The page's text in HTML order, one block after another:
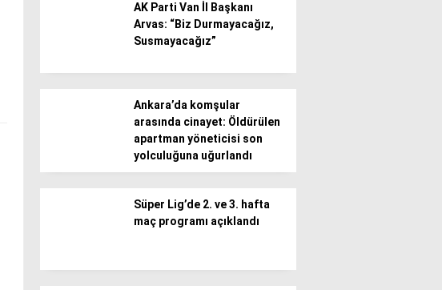
AK Parti Van İl Başkanı
Arvas: “Biz Durmayacağız,
Susmayacağız”
Ankara’da komşular
arasında cinayet: Öldürülen
apartman yöneticisi son
yolculuğuna uğurlandı
Süper Lig’de 2. ve 3. hafta
maç programı açıklandı